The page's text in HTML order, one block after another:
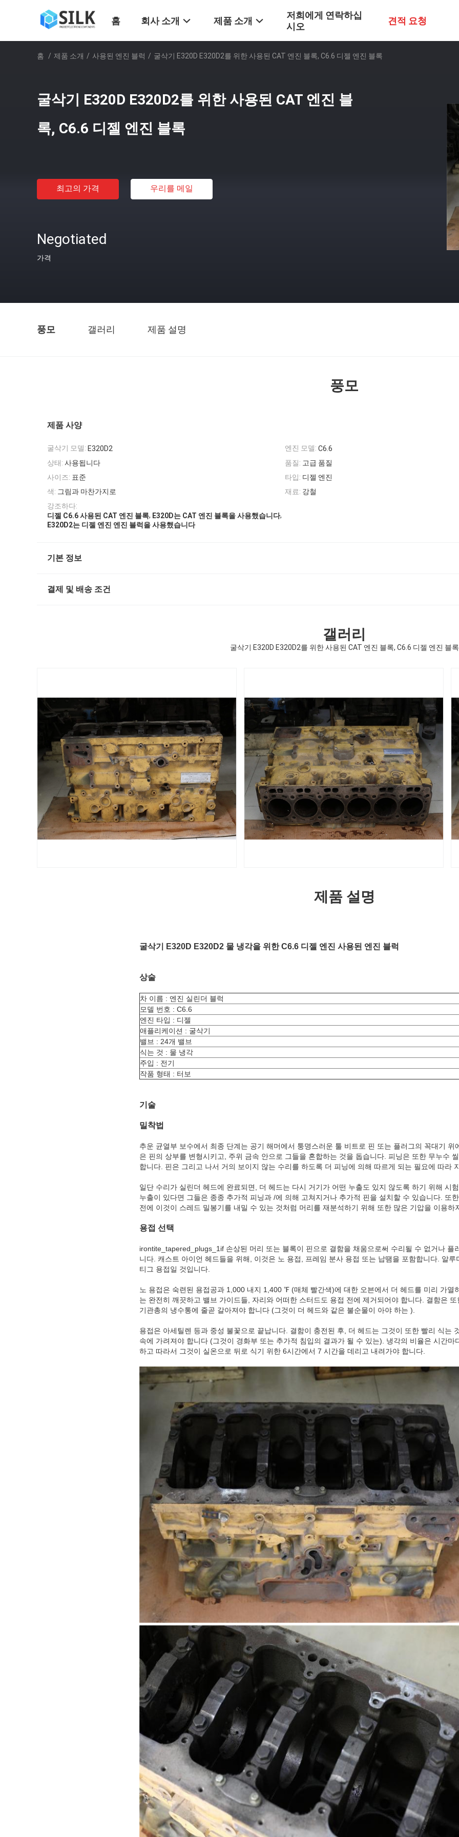
홈 회사 소개 제품 소개
저희에게 연락하십
시오
견적 요청
홈 / 제품 소개 / 사용된 엔진 블럭 / 굴삭기 E320D E320D2를 위한 사용된 CAT 엔진 블록, C6.6 디젤 엔진 블록
굴삭기 E320D E320D2를 위한 사용된 CAT 엔진 블
록, C6.6 디젤 엔진 블록
최고의 가격 우리를 메일
Negotiated
가격
풍모 갤러리 제품 설명
풍모
제품 사양
굴삭기 모델: E320D2 엔진 모델: C6.6
상태: 사용됩니다 품질: 고급 품질
사이즈: 표준 타입: 디젤 엔진
색: 그림과 마찬가지로 재료: 강철
강조하다:
디젤 C6.6 사용된 CAT 엔진 블록, E320D는 CAT 엔진 블록을 사용했습니다,
E320D2는 디젤 엔진 엔진 블럭을 사용했습니다
기본 정보
결제 및 배송 조건
갤러리
굴삭기 E320D E320D2를 위한 사용된 CAT 엔진 블록, C6.6 디젤 엔진 블록
제품 설명
굴삭기 E320D E320D2 물 냉각을 위한 C6.6 디젤 엔진 사용된 엔진 블럭
상술
차 이름 : 엔진 실린더 블럭
모델 번호 : C6.6
엔진 타입 : 디젤
애플리케이션 : 굴삭기
밸브 : 24개 밸브
식는 것 : 물 냉각
주입 : 전기
작품 형태 : 터보
기술
밀착법
추운 균열부 보수에서 최종 단계는 공기 해머에서 퉁명스러운 툴 비트로 핀 또는 플러그의 꼭대기 위
은 핀의 상부를 변형시키고, 주위 금속 안으로 그들을 혼합하는 것을 돕습니다. 피닝은 또한 무누수
합니다. 핀은 그리고 나서 거의 보이지 않는 수리를 하도록 더 피닝에 의해 따르게 되는 필요에 따라
일단 수리가 실린더 헤드에 완료되면, 더 헤드는 다시 거기가 어떤 누출도 있지 않도록 하기 위해 시
누출이 있다면 그들은 종종 추가적 피닝과 /에 의해 고쳐지거나 추가적 핀을 설치할 수 있습니다. 또
전에 이것이 스레드 밀봉기를 내밀 수 있는 것처럼 머리를 재분석하기 위해 또한 많은 기압을 이용하
용접 선택
irontite_tapered_plugs_1if 손상된 머리 또는 블록이 핀으로 결함을 채움으로써 수리될 수 없거나 플
니다. 캐스트 아이언 헤드들을 위해, 이것은 노 용접, 프레임 분사 용접 또는 납땜을 포함합니다. 알루
티그 용접일 것입니다.
노 용접은 숙련된 용접공과 1,000 내지 1,400 ℉ (매체 빨간색)에 대한 오븐에서 더 헤드를 미리 가열
는 완전히 깨끗하고 밸브 가이드들, 자리와 어떠한 스터드도 용접 전에 제거되어야 합니다. 결함은
기관총의 냉수통에 줄곧 갈아져야 합니다 (그것이 더 헤드와 같은 불순물이 아야 하는 ).
용접은 아세틸렌 등과 중성 불꽃으로 끝납니다. 결함이 충전된 후, 더 헤드는 그것이 또한 빨리 식는
속에 가려져야 합니다 (그것이 경화부 또는 추가적 침입의 결과가 될 수 있는). 냉각의 비율은 시간
하고 따라서 그것이 실온으로 뒤로 식기 위한 6시간에서 7 시간을 데리고 내려가야 합니다.